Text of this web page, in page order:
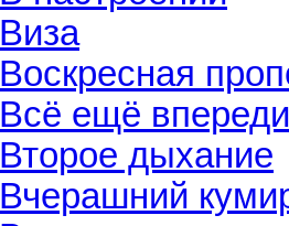
Виза
Воскресная
Всё ещё впереди
Второе дыхание
Вчерашний